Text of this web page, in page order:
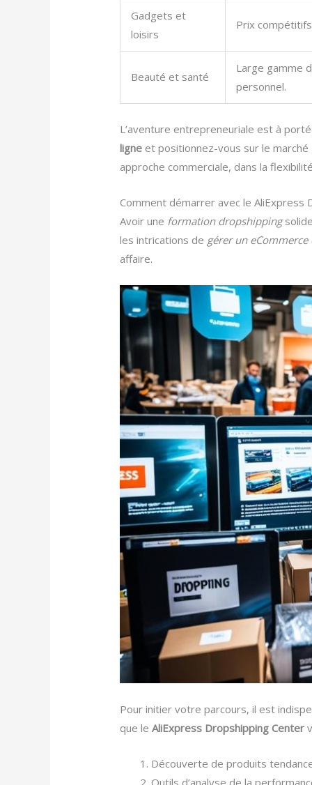
Gadgets et
loisirs
Prix
Beauté et santé
Large gamme
personnel.
L’aventure entrepreneuriale est à
ligne et positionnez-vous sur le
approche commerciale, dans la
Comment démarrer avec le AliExpress
Avoir une formation dropshipping
les intrications de gérer un
affaire.
Pour initier votre parcours, il est
que leAliExpress Dropshipping Center
Découverte de produits
Outils d’analyse de la